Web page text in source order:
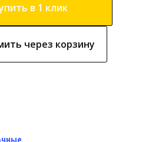
в 1 клик
через корзину